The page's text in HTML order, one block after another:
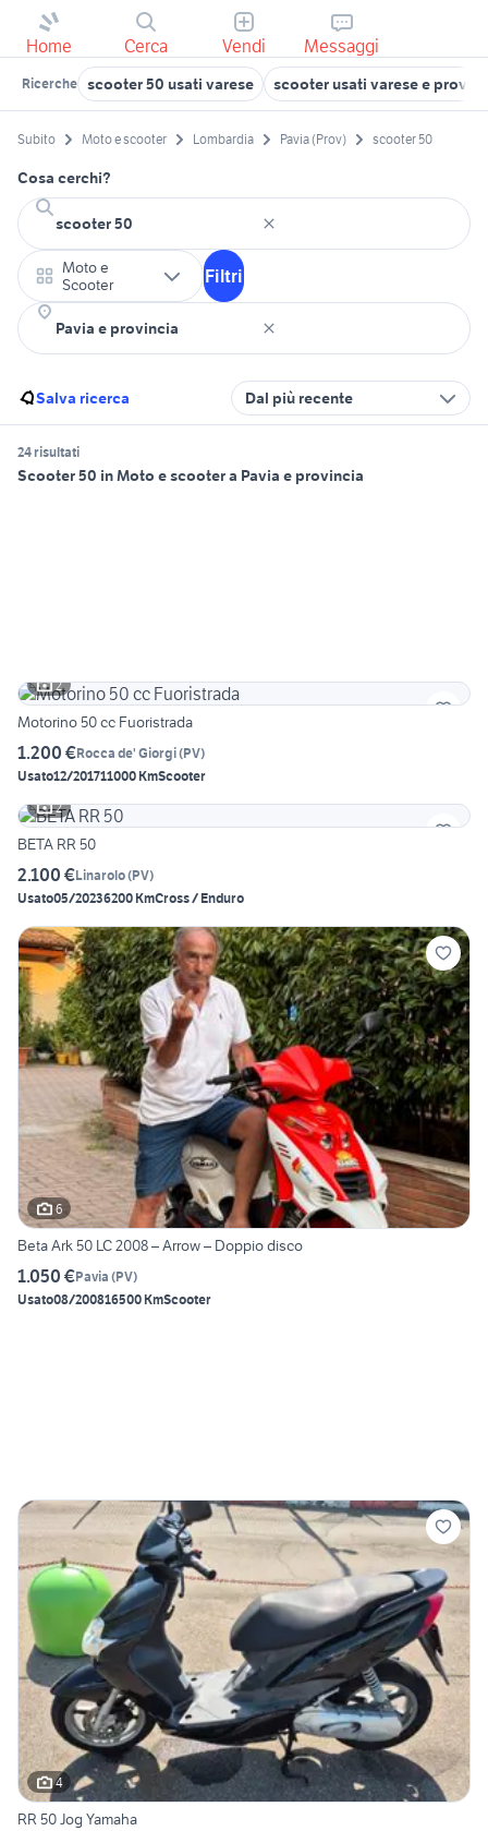
Home Cerca Vendi Messaggi
Ricerche scooter 50 usati varese scooter usati varese e
Subito Moto e scooter Lombardia Pavia (Prov) scooter 50
Cosa cerchi?
Moto e
Scooter
Filtri
Salva ricerca Dal più recente
24 risultati
Scooter 50 in Moto e scooter a Pavia e provincia
2
Motorino 50 cc Fuoristrada
1.200 €Rocca de' Giorgi(PV)
Usato12/201711000 KmScooter
2
BETA RR 50
2.100 €Linarolo(PV)
Usato05/20236200 KmCross / Enduro
6
Beta Ark 50 LC 2008 – Arrow – Doppio disco
1.050 €Pavia (PV)
Usato08/200816500 KmScooter
4
RR 50 Jog Yamaha